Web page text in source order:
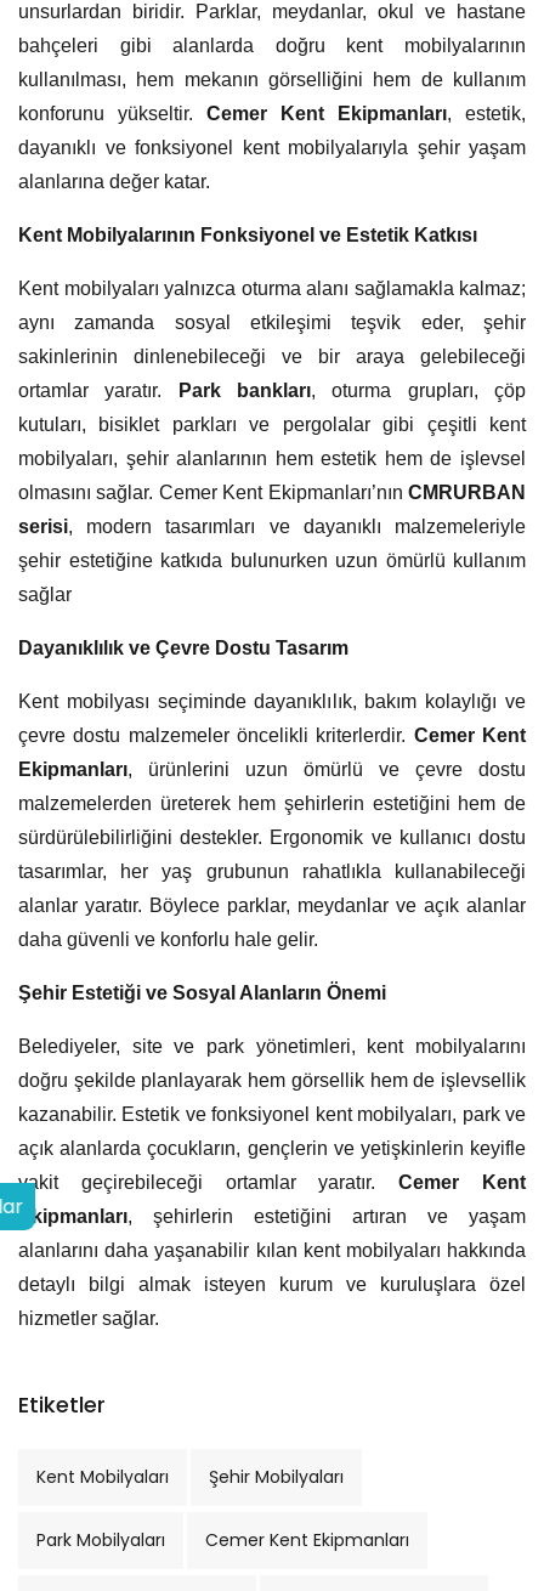
unsurlardan biridir. Parklar, meydanlar, okul ve hastane
bahçeleri gibi alanlarda doğru kent mobilyalarının
kullanılması, hem mekanın görselliğini hem de kullanım
konforunu yükseltir. Cemer Kent Ekipmanları, estetik,
dayanıklı ve fonksiyonel kent mobilyalarıyla şehir yaşam
alanlarına değer katar.
Kent Mobilyalarının Fonksiyonel ve Estetik Katkısı
Kent mobilyaları yalnızca oturma alanı sağlamakla kalmaz;
aynı zamanda sosyal etkileşimi teşvik eder, şehir
sakinlerinin dinlenebileceği ve bir araya gelebileceği
ortamlar yaratır.
Park bankları, oturma grupları, çöp
kutuları, bisiklet parkları ve pergolalar gibi çeşitli kent
mobilyaları, şehir alanlarının hem estetik hem de işlevsel
olmasını sağlar. Cemer Kent Ekipmanları’nın CMRURBAN
serisi, modern tasarımları ve dayanıklı malzemeleriyle
şehir estetiğine katkıda bulunurken uzun ömürlü kullanım
sağlar
Dayanıklılık ve Çevre Dostu Tasarım
Kent mobilyası seçiminde dayanıklılık, bakım kolaylığı ve
çevre dostu malzemeler öncelikli kriterlerdir. Cemer Kent
Ekipmanları, ürünlerini uzun ömürlü ve çevre dostu
malzemelerden üreterek hem şehirlerin estetiğini hem de
sürdürülebilirliğini destekler. Ergonomik ve kullanıcı dostu
tasarımlar, her yaş grubunun rahatlıkla kullanabileceği
alanlar yaratır. Böylece parklar, meydanlar ve açık alanlar
daha güvenli ve konforlu hale gelir.
Şehir Estetiği ve Sosyal Alanların Önemi
Belediyeler, site ve park yönetimleri, kent mobilyalarını
doğru şekilde planlayarak hem görsellik hem de işlevsellik
kazanabilir. Estetik ve fonksiyonel kent mobilyaları, park ve
açık alanlarda çocukların, gençlerin ve yetişkinlerin keyifle
vakit geçirebileceği ortamlar yaratır.Cemer Kent
Ekipmanları, şehirlerin estetiğini artıran ve yaşam
alanlarını daha yaşanabilir kılan kent mobilyaları hakkında
detaylı bilgi almak isteyen kurum ve kuruluşlara özel
hizmetler sağlar.
Etiketler
Kent Mobilyaları Şehir Mobilyaları
Park Mobilyaları Cemer Kent Ekipmanları